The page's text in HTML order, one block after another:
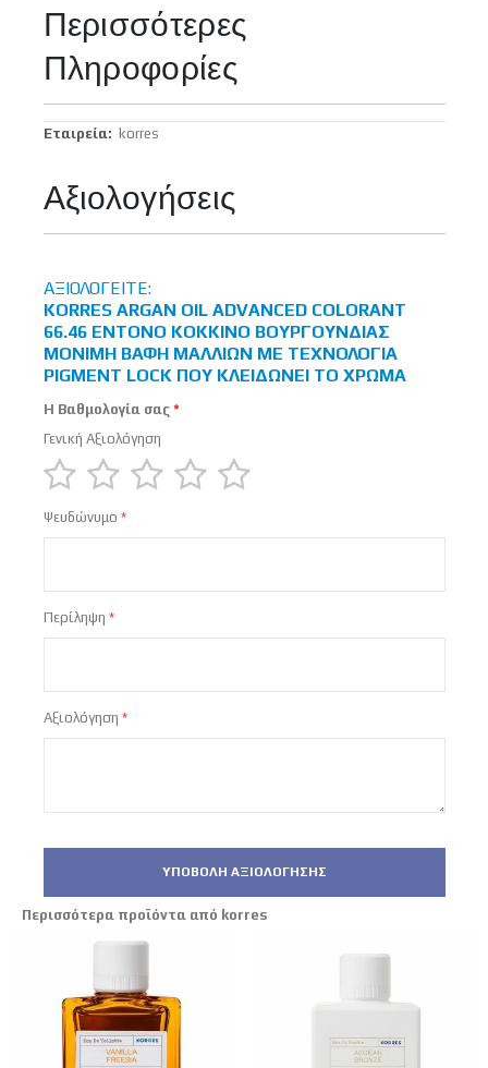
Περισσότερες
Πληροφορίες
Περισσότερεςkorres
Αξιολογήσεις
ΑΞΙΟΛΟΓΕΊΤΕ:
KORRES ARGAN OIL ADVANCED COLORANT
66.46 ΈΝΤΟΝΟ ΚΌΚΚΙΝΟ ΒΟΥΡΓΟΥΝΔΊΑΣ
ΜΌΝΙΜΗ ΒΑΦΉ ΜΑΛΛΙΏΝ ΜΕ ΤΕΧΝΟΛΟΓΊΑ
PIGMENT LOCK ΠΟΥ ΚΛΕΙΔΏΝΕΙ ΤΟ ΧΡΏΜΑ
Η Βαθμολογία σας
Γενική Αξιολόγηση
star
stars
stars
stars
stars
Ψευδώνυμο
Περίληψη
Αξιολόγηση
ΥΠΟΒΟΛΉ ΑΞΙΟΛΌΓΗΣΗΣ
Περισσότερα προϊόντα από korres